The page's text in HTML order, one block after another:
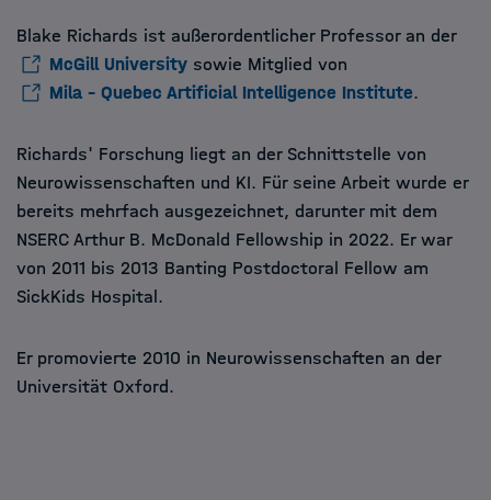
Blake Richards ist außerordentlicher Professor an der
McGill University sowie Mitglied von
Mila – Quebec Artificial Intelligence Institute.
Richards' Forschung liegt an der Schnittstelle von
Neurowissenschaften und KI. Für seine Arbeit wurde er
bereits mehrfach ausgezeichnet, darunter mit dem
NSERC Arthur B. McDonald Fellowship in 2022. Er war
von 2011 bis 2013 Banting Postdoctoral Fellow am
SickKids Hospital.
Er promovierte 2010 in Neurowissenschaften an der
Universität Oxford.